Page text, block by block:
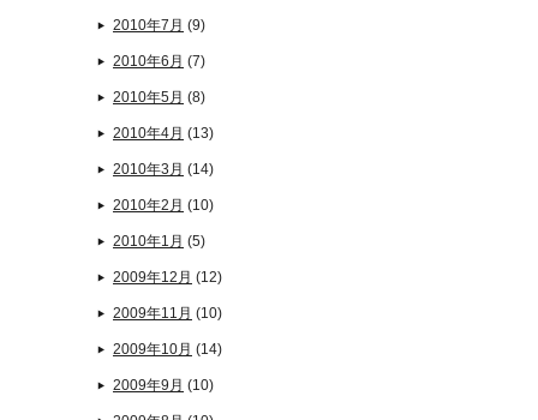
2010年7月 (9)
2010年6月 (7)
2010年5月 (8)
2010年4月 (13)
2010年3月 (14)
2010年2月 (10)
2010年1月 (5)
2009年12月 (12)
2009年11月 (10)
2009年10月 (14)
2009年9月 (10)